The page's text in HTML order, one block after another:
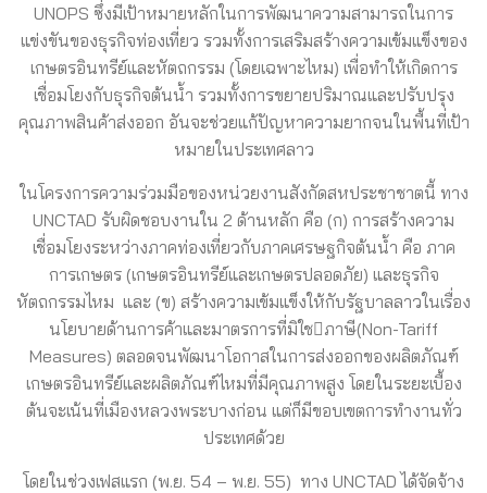
UNOPS ซึ่งมีเป้าหมายหลักในการพัฒนาความสามารถในการ
แข่งขันของธุรกิจท่องเที่ยว รวมทั้งการเสริมสร้างความเข้มแข็งของ
เกษตรอินทรีย์และหัตถกรรม (โดยเฉพาะไหม) เพื่อทำให้เกิดการ
เชื่อมโยงกับธุรกิจต้นน้ำ รวมทั้งการขยายปริมาณและปรับปรุง
คุณภาพสินค้าส่งออก อันจะช่วยแก้ปัญหาความยากจนในพื้นที่เป้า
หมายในประเทศลาว
ในโครงการความร่วมมือของหน่วยงานสังกัดสหประชาชาตนี้ ทาง
UNCTAD รับผิดชอบงานใน 2 ด้านหลัก คือ (ก) การสร้างความ
เชื่อมโยงระหว่างภาคท่องเที่ยวกับภาคเศรษฐกิจต้นน้ำ คือ ภาค
การเกษตร (เกษตรอินทรีย์และเกษตรปลอดภัย) และธุรกิจ
หัตถกรรมไหม และ (ข) สร้างความเข้มแข็งให้กับรัฐบาลลาวในเรื่อง
นโยบายด้านการค้าและมาตรการที่มิใชภาษี(Non-Tariff
Measures) ตลอดจนพัฒนาโอกาสในการส่งออกของผลิตภัณฑ์
เกษตรอินทรีย์และผลิตภัณฑ์ไหมที่มีคุณภาพสูง โดยในระยะเบื้อง
ต้นจะเน้นที่เมืองหลวงพระบางก่อน แต่ก็มีขอบเขตการทำงานทั่ว
ประเทศด้วย
โดยในช่วงเฟสแรก (พ.ย. 54 – พ.ย. 55) ทาง UNCTAD ได้จัดจ้าง